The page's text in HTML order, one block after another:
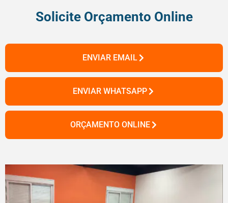
Solicite Orçamento Online
ENVIAR EMAIL
ENVIAR WHATSAPP
ORÇAMENTO ONLINE